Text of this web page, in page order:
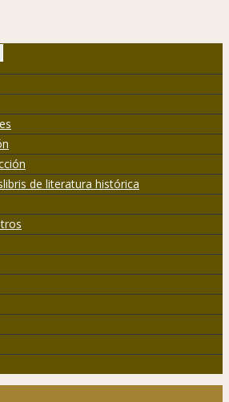
de literatura histórica